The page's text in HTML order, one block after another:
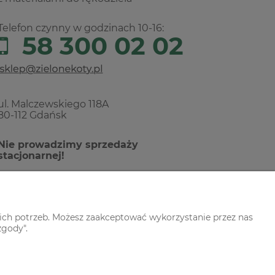
czynny w godzinach 10-16:
58 300 02 02
Malczewskiego 118A
112 Gdańsk
prowadzimy sprzedaży
potrzeb. Możesz zaakceptować wykorzystanie przez nas